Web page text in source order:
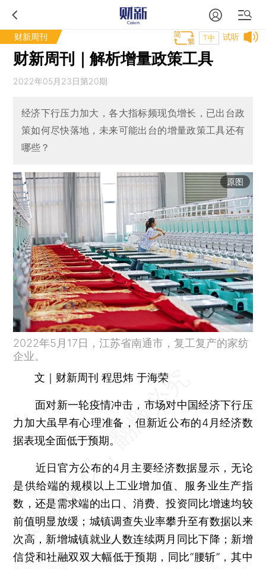
财新周刊 试听
T中
财新周刊｜解析增量政策工具
2022年05月23日第20期
经济下行压力加大，各大指标频现负增长，已出台政
策如何尽快落地，未来可能出台的增量政策工具还有
哪些？
原图
2022年5月17日，江苏省南通市，复工复产的家纺
企业。
文｜财新周刊 程思炜 于海荣
面对新一轮疫情冲击，市场对中国经济下行压
力加大虽早有心理准备，但新近公布的4月经济数
据表现全面低于预期。
近日官方公布的4月主要经济数据显示，无论
是供给端的规模以上工业增加值、服务业生产指
数，还是需求端的出口、消费、投资同比增速均较
前值明显放缓；城镇调查失业率攀升至有数据以来
次高，新增城镇就业人数连续两月同比下降；新增
信贷和社融双双大幅低于预期，同比“腰斩”，其中